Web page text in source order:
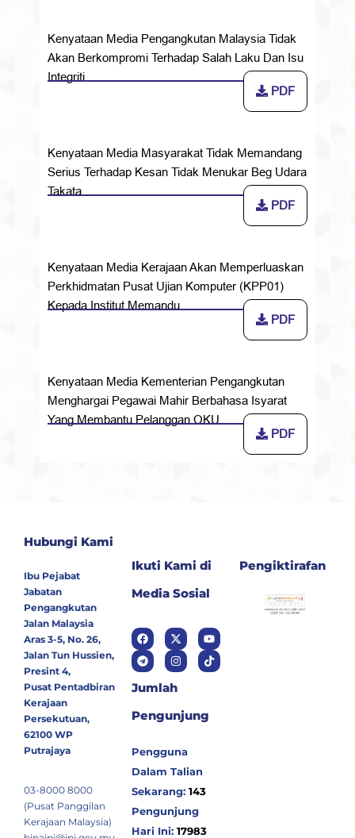
Kenyataan Media Pengangkutan Malaysia Tidak
Akan Berkompromi Terhadap Salah Laku Dan Isu
Integriti
PDF
Kenyataan Media Masyarakat Tidak Memandang
Serius Terhadap Kesan Tidak Menukar Beg Udara
Takata
PDF
Kenyataan Media Kerajaan Akan Memperluaskan
Perkhidmatan Pusat Ujian Komputer (KPP01)
Kepada Institut Memandu
PDF
Kenyataan Media Kementerian Pengangkutan
Menghargai Pegawai Mahir Berbahasa Isyarat
Yang Membantu Pelanggan OKU
PDF
Hubungi Kami
Ibu Pejabat
Jabatan
Pengangkutan
Jalan Malaysia
Aras 3-5, No. 26,
Jalan Tun Hussien,
Presint 4,
Pusat Pentadbiran
Kerajaan
Persekutuan,
62100 WP
Putrajaya
03-8000 8000
(Pusat Panggilan
Kerajaan Malaysia)
Ikuti Kami di
Media Sosial
Jumlah
Pengunjung
Pengguna
Dalam Talian
Sekarang: 143
Pengunjung
Hari Ini: 17983
Pengiktirafan